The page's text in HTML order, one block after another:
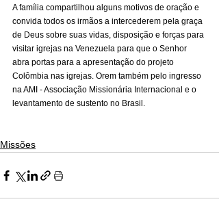
A família compartilhou alguns motivos de oração e
convida todos os irmãos a intercederem pela graça
de Deus sobre suas vidas, disposição e forças para
visitar igrejas na Venezuela para que o Senhor
abra portas para a apresentação do projeto
Colômbia nas igrejas. Orem também pelo ingresso
na AMI - Associação Missionária Internacional e o
levantamento de sustento no Brasil.
Missões